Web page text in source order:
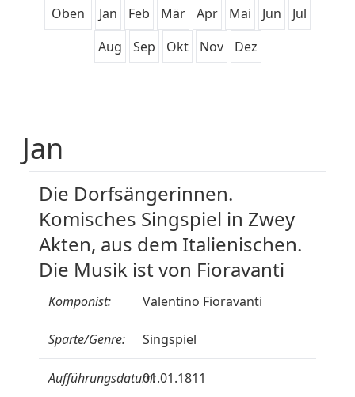
Oben Jan Feb Mär Apr Mai Jun
Jul
Aug
Sep Okt Nov Dez
Jan
Die Dorfsängerinnen.
Komisches Singspiel in Zwey
Akten, aus dem Italienischen.
Die Musik ist von Fioravanti
Komponist: Valentino Fioravanti
Sparte/Genre: Singspiel
Aufführungsdatum:01.01.1811